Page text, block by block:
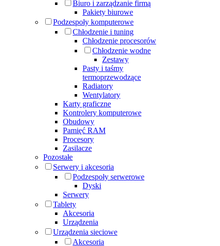
Biuro i zarządzanie firmą
Pakiety biurowe
Podzespoły komputerowe
Chłodzenie i tuning
Chłodzenie procesorów
Chłodzenie wodne
Zestawy
Pasty i taśmy
termoprzewodzące
Radiatory
Wentylatory
Karty graficzne
Kontrolery komputerowe
Obudowy
Pamięć RAM
Procesory
Zasilacze
Pozostałe
Serwery i akcesoria
Podzespoły serwerowe
Dyski
Serwery
Tablety
Akcesoria
Urządzenia
Urządzenia sieciowe
Akcesoria